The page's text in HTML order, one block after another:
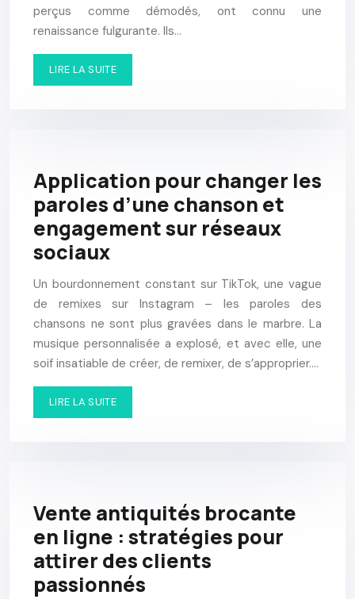
perçus comme démodés, ont connu une
renaissance fulgurante. Ils…
LIRE LA SUITE
Application pour changer les
paroles d’une chanson et
engagement sur réseaux
sociaux
Un bourdonnement constant sur TikTok, une vague
de remixes sur Instagram – les paroles des
chansons ne sont plus gravées dans le marbre. La
musique personnalisée a explosé, et avec elle, une
soif insatiable de créer, de remixer, de s’approprier….
LIRE LA SUITE
Vente antiquités brocante
en ligne : stratégies pour
attirer des clients
passionnés